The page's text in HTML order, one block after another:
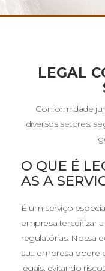
LEGAL
Conformidade
diversos setores:
O QUE É
AS A
É um serviço
empresa terceirizar
regulatórias. Nossa
sua empresa opere
legais, evitando